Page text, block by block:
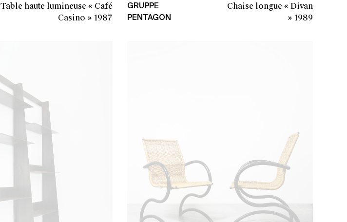
Table haute lumineuse « Café
Casino » 1987
GRUPPE
PENTAGON
Chaise longue « Divan
» 1989